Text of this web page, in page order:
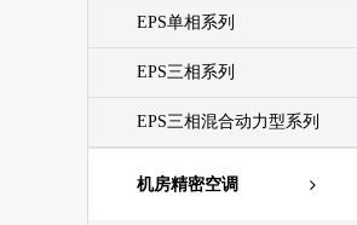
EPS单相系列
EPS三相系列
EPS三相混合动力型系列
机房精密空调